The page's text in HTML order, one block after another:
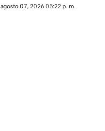
agosto 07, 2026 05:22 p. m.